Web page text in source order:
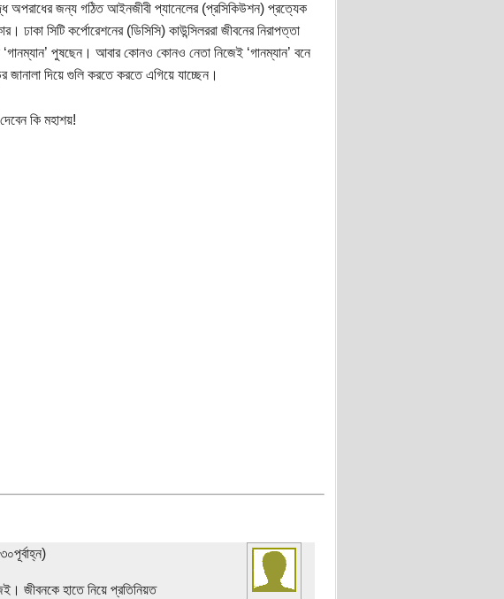
অপরাধের জন্য গঠিত আইনজীবী প্যানেলের (প্রসিকিউশন) প্রত্যেক
সিটি কর্পোরেশনের (ডিসিসি) কাউন্সিলররা জীবনের নিরাপত্তা
পুষছেন। আবার কোনও কোনও নেতা নিজেই ‘গানম্যান’ বনে
দিয়ে গুলি করতে করতে এগিয়ে যাচ্ছেন।
কি মহাশয়!
জীবনকে হাতে নিয়ে প্রতিনিয়ত